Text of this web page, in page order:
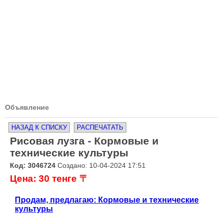
Объявление
НАЗАД К СПИСКУ РАСПЕЧАТАТЬ
Рисовая лузга - Кормовые и
технические культуры
Код: 3046724 Создано: 10-04-2024 17:51
Цена: 30 тенге 〒
Продам, предлагаю: Кормовые и технические
культуры